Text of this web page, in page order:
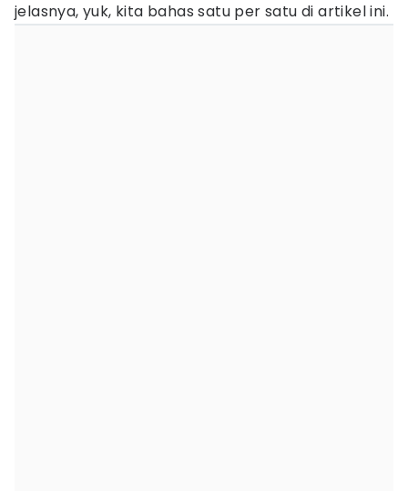
jelasnya, yuk, kita bahas satu per satu di artikel ini.